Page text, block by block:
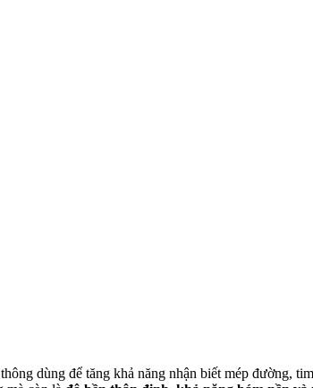
dùng để tăng khả năng nhận biết mép đường,